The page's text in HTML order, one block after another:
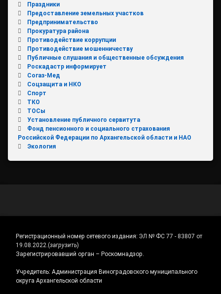
Праздники
Предоставление земельных участков
Предпринимательство
Прокуратура района
Противодействие коррупции
Противодействие мошенничеству
Публичные слушания и общественные обсуждения
Роскадастр информирует
Согаз-Мед
Соцзащита и НКО
Спорт
ТКО
ТОСы
Установление публичного сервитута
Фонд пенсионного и социального страхования
Российской Федерации по Архангельской области и НАО
Экология
Регистрационный номер сетевого издания: ЭЛ № ФС 77 - 83807 от
19.08.2022.(загрузить)
Зарегистрировавший орган – Роскомнадзор.
Учредитель: Администрация Виноградовского муниципального
округа Архангельской области